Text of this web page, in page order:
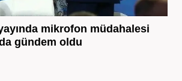
mikrofon müdahalesi
gündem oldu